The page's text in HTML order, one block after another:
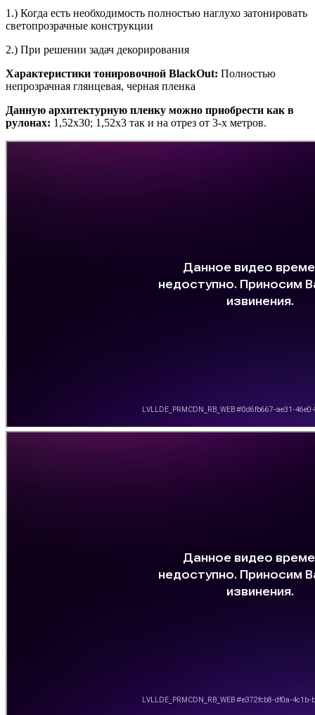
1.) Когда есть необходимость полностью наглухо затонировать
светопрозрачные конструкции
2.) При решении задач декорирования
Характеристики тонировочной BlackOut: Полностью
непрозрачная глянцевая, черная пленка
Данную архитектурную пленку можно приобрести как в
рулонах: 1,52х30; 1,52х3 так и на отрез от 3-х метров.